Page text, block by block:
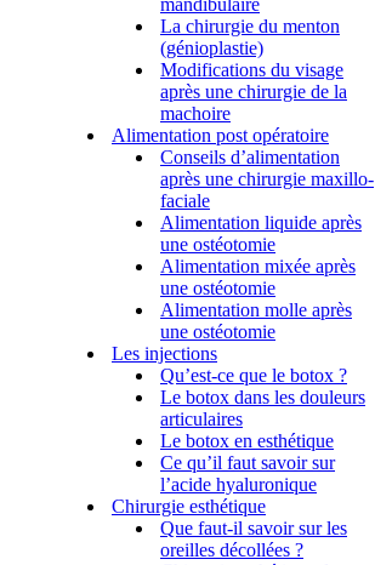
mandibulaire
La chirurgie du menton
(génioplastie)
Modifications du visage
après une chirurgie de la
machoire
Alimentation post opératoire
Conseils d’alimentation
après une chirurgie maxillo-
faciale
Alimentation liquide après
une ostéotomie
Alimentation mixée après
une ostéotomie
Alimentation molle après
une ostéotomie
Les injections
Qu’est-ce que le botox ?
Le botox dans les douleurs
articulaires
Le botox en esthétique
Ce qu’il faut savoir sur
l’acide hyaluronique
Chirurgie esthétique
Que faut-il savoir sur les
oreilles décollées ?